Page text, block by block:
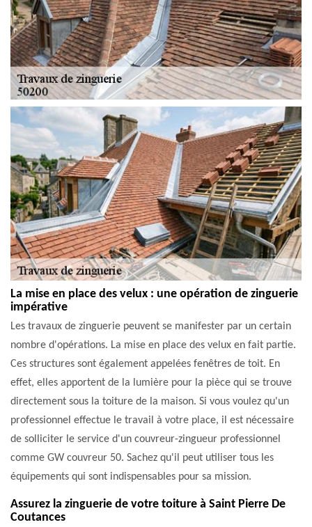
La mise en place des velux : une opération de zinguerie
impérative
Les travaux de zinguerie peuvent se manifester par un certain
nombre d'opérations. La mise en place des velux en fait partie.
Ces structures sont également appelées fenêtres de toit. En
effet, elles apportent de la lumière pour la pièce qui se trouve
directement sous la toiture de la maison. Si vous voulez qu'un
professionnel effectue le travail à votre place, il est nécessaire
de solliciter le service d'un couvreur-zingueur professionnel
comme GW couvreur 50. Sachez qu'il peut utiliser tous les
équipements qui sont indispensables pour sa mission.
Assurez la zinguerie de votre toiture à Saint Pierre De
Coutances